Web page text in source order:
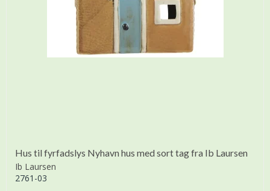
Hus til fyrfadslys Nyhavn hus med sort tag fra Ib Laursen
Ib Laursen
2761-03